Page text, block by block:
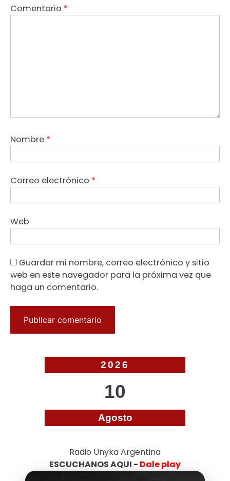
Comentario *
Nombre *
Correo electrónico *
Web
Guardar mi nombre, correo electrónico y sitio
web en este navegador para la próxima vez que
haga un comentario.
2026
10
Agosto
Radio Unyka Argentina
ESCUCHANOS AQUI - Dale play